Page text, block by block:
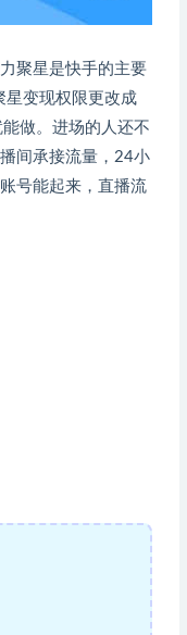
聚星是快手的主要
星变现权限更改成
做。进场的人还不
间承接流量，24小
号能起来，直播流